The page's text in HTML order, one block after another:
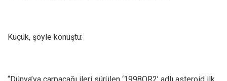
Küçük, şöyle konuştu:
“Dünya’ya çarpacağı ileri sürülen ‘1998OR2’ adlı asteroid ilk